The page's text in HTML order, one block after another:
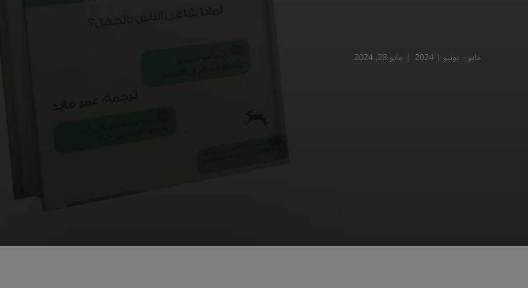
مايو – يونيو | 2024 مايو 28, 2024